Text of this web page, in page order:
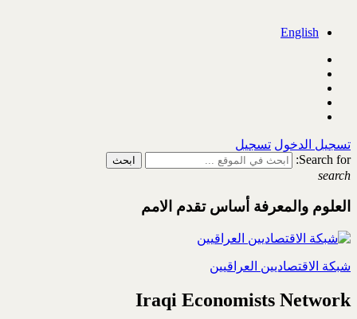
English
تسجيل الدخول تسجيل
Search for:
search
العلوم والمعرفة أساس تقدم الامم
شبكة الاقتصاديين العراقيين
Iraqi Economists Network